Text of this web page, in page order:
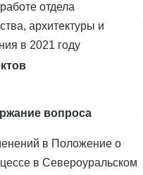
отдела
архитектуры и
в 2021 году
вопроса
в Положение о
в Североуральском